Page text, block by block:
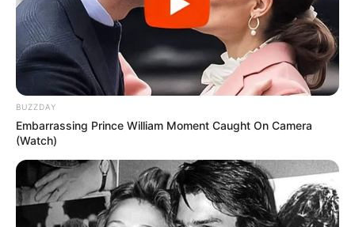
ชื่อนั้นสำคัญไฉน ทำไมจึงต้องให้ความสำคัญ
?ความเชื่อเรื่องการตั้งชื่อให้เป็นมงคลดีงามกับตัวคนนั้น
มีมานานแล้วตั้งแต่สมัยอดีต ในยุคก่อนนั้นส่วนใหญ่จะให้
พระเป็นผู้ตั้งชื่อให้กับลูกหลานของตัวเอง ถัดมาในปัจจุบัน
ก็มีให้เห็นอยู่ทั่วไป แต่เวลาผ่านไปการเลือกชื่อนั้นง่ายขึ้น
มาก ไม่ว่าจะเป็นหนังสือ หรือสื่ออินเตอร์เน็ต สามารถตั้ง
ชื่อได้เองตามที่เราต้องการ นอกจากนี้ยังมีแนะนำวิธีการ
BUZZDAY
Embarrassing Prince William Moment Caught On Camera
(Watch)